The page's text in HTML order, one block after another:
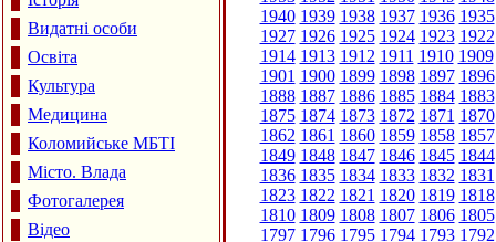
Видатні особи
Освіта
Культура
Медицина
Коломийське МБТІ
Місто. Влада
Фотогалерея
Відео
1940 1939 1938 1937 1936 1935
1927 1926 1925 1924 1923 1922
1914 1913 1912 1911 1910 1909
1901 1900 1899 1898 1897 1896
1888 1887 1886 1885 1884 1883
1875 1874 1873 1872 1871 1870
1862 1861 1860 1859 1858 1857
1849 1848 1847 1846 1845 1844
1836 1835 1834 1833 1832 1831
1823 1822 1821 1820 1819 1818
1810 1809 1808 1807 1806 1805
1797 1796 1795 1794 1793 1792